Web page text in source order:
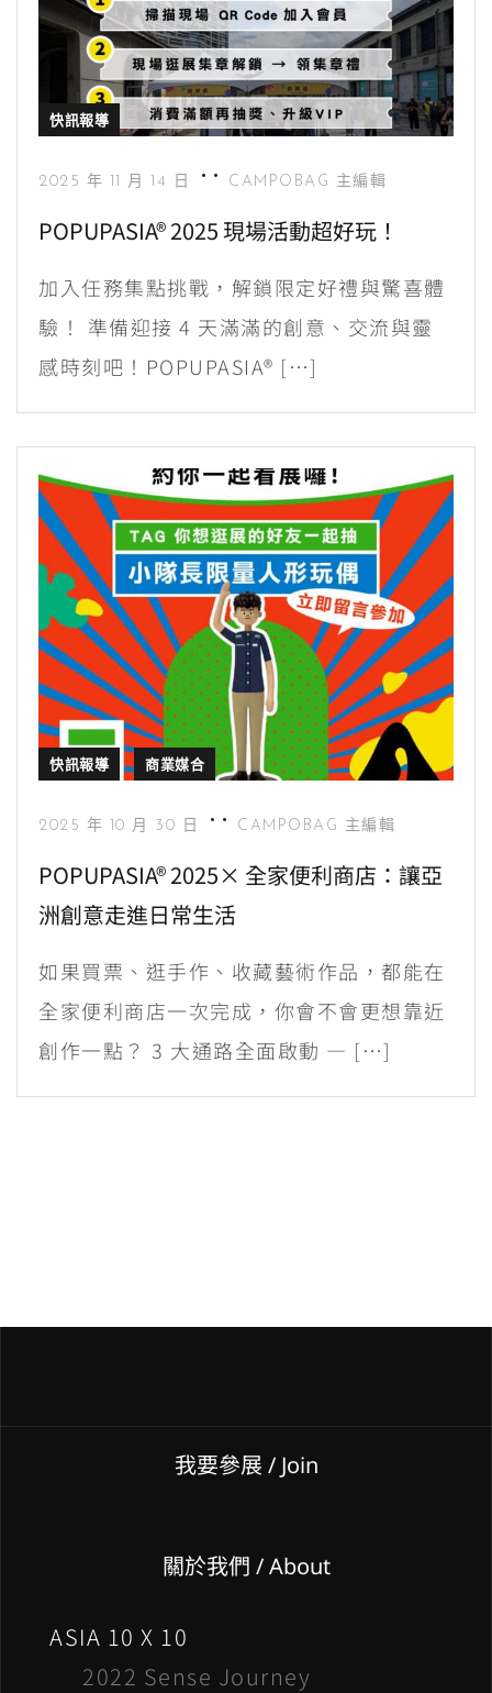
快訊報導
2025 年 11 月 14 日 CAMPOBAG 主編輯
POPUPASIA® 2025 現場活動超好玩！
加入任務集點挑戰，解鎖限定好禮與驚喜體
驗！ 準備迎接 4 天滿滿的創意、交流與靈
感時刻吧！POPUPASIA® […]
快訊報導 商業媒合
2025 年 10 月 30 日 CAMPOBAG 主編輯
POPUPASIA® 2025× 全家便利商店：讓亞
洲創意走進日常生活
如果買票、逛手作、收藏藝術作品，都能在
全家便利商店一次完成，你會不會更想靠近
創作一點？ 3 大通路全面啟動 — […]
我要參展 / Join
關於我們 / About
ASIA 10 X 10
2022 Sense Journey